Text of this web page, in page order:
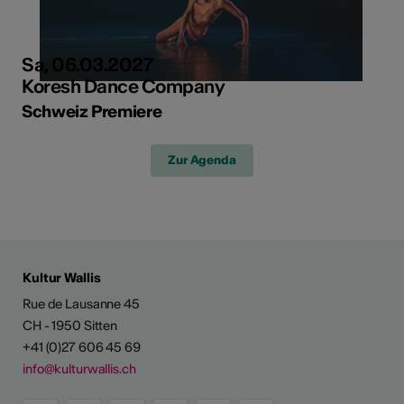
Sa, 06.03.2027
Koresh Dance Company
Schweiz Premiere
Zur Agenda
Kultur Wallis
Rue de Lausanne 45
CH - 1950 Sitten
+41 (0)27 606 45 69
info@kulturwallis.ch